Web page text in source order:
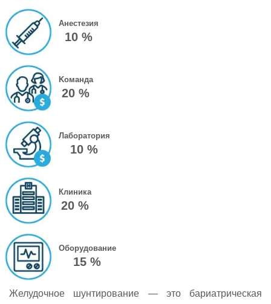
Анестезия
10 %
Kоманда
20 %
Лаборатория
10 %
Клиника
20 %
Оборудование
15 %
Желудочное шунтирование — это бариатрическая